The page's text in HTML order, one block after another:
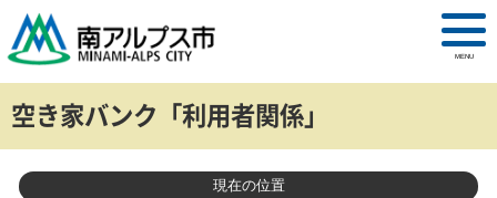
MENU
空き家バンク「利用者関係」
現在の位置